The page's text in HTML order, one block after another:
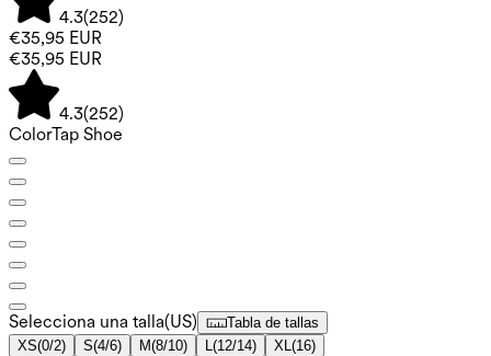
4.3(252)
€35,95 EUR
€35,95 EUR
4.3(252)
ColorTap Shoe
Selecciona una talla(US)
Tabla de tallas
XS(0/2) S(4/6) M(8/10) L(12/14) XL(16)